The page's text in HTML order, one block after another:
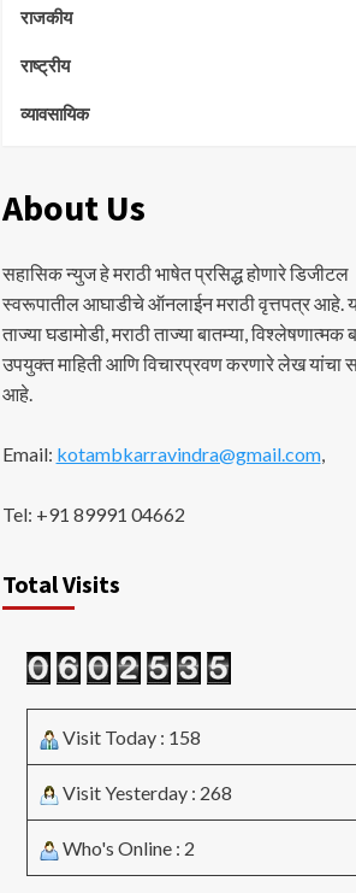
राजकीय
राष्ट्रीय
व्यावसायिक
About Us
सहासिक न्युज हे मराठी भाषेत प्रसिद्ध होणारे डिजीटल
स्वरूपातील आघाडीचे ऑनलाईन मराठी वृत्तपत्र आहे. या
ताज्या घडामोडी, मराठी ताज्या बातम्या, विश्लेषणात्मक
उपयुक्त माहिती आणि विचारप्रवण करणारे लेख यांचा
आहे.
Email: kotambkarravindra@gmail.com,
Tel: +91 89991 04662
Total Visits
Visit Today : 158
Visit Yesterday : 268
Who's Online : 2